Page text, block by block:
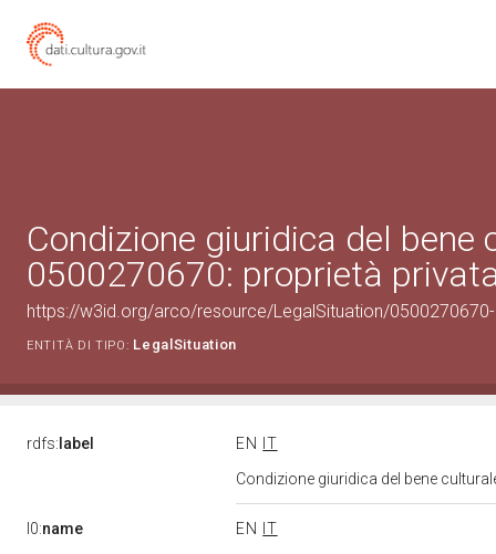
Condizione giuridica del bene
0500270670: proprietà
https://w3id.org/arco/resource/LegalSituation/
ENTITÀ DI TIPO: LegalSituation
rdfs: label EN
IT
Condizione giuridica del bene
l0:name EN
IT